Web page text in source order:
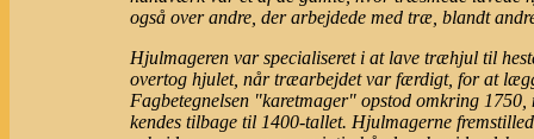
også over andre, der arbejdede med træ, blandt
Hjulmageren var specialiseret i at lave træhjul til
overtog hjulet, når træarbejdet var færdigt, for at
Fagbetegnelsen "karetmager" opstod omkring
kendes tilbage til 1400-tallet. Hjulmagerne